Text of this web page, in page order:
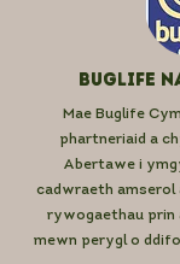
Buglife
Mae Buglife
phartneriaid a
Abertawe i
cadwraeth amserol
rywogaethau prin
mewn perygl o